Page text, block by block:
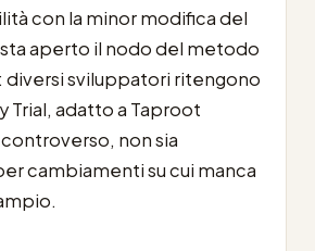
con la minor modifica del
aperto il nodo del metodo
diversi sviluppatori ritengono
Trial, adatto a Taproot
non sia
cambiamenti su cui manca